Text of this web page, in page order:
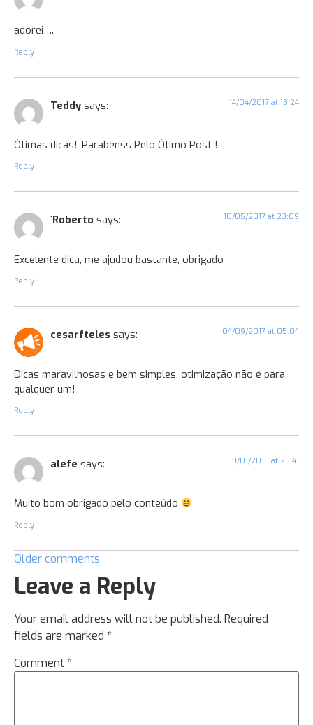
adorei….
Reply
Teddy says: 14/04/2017 at 13:24
Ótimas dicas!, Parabénss Pelo Ótimo Post !
Reply
´Roberto says: 10/05/2017 at 23:09
Excelente dica, me ajudou bastante, obrigado
Reply
cesarfteles says: 04/09/2017 at 05:04
Dicas maravilhosas e bem simples, otimização não é para
qualquer um!
Reply
alefe says: 31/01/2018 at 23:41
Muito bom obrigado pelo conteúdo
Reply
Older comments
Leave a Reply
Your email address will not be published. Required
fields are marked *
Comment*